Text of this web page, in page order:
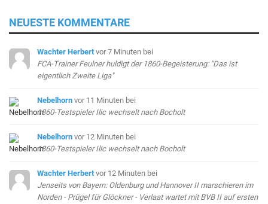
NEUESTE KOMMENTARE
Wachter Herbert vor 7 Minuten bei
FCA-Trainer Feulner huldigt der 1860-Begeisterung: "Das ist
eigentlich Zweite Liga"
Nebelhorn vor 11 Minuten bei
1860-Testspieler Ilic wechselt nach Bocholt
Nebelhorn vor 12 Minuten bei
1860-Testspieler Ilic wechselt nach Bocholt
Wachter Herbert vor 12 Minuten bei
Jenseits von Bayern: Oldenburg und Hannover II marschieren im
Norden - Prügel für Glöckner - Verlaat wartet mit BVB II auf ersten